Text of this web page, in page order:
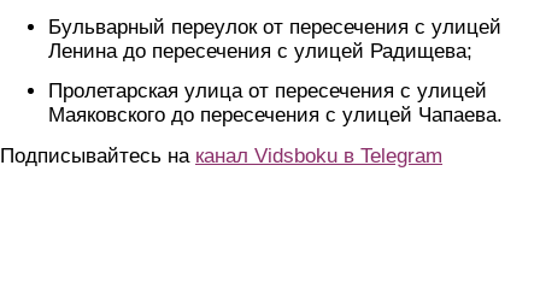
Бульварный переулок от пересечения с улицей
Ленина до пересечения с улицей Радищева;
Пролетарская улица от пересечения с улицей
Маяковского до пересечения с улицей Чапаева.
Подписывайтесь на канал Vidsboku в Telegram